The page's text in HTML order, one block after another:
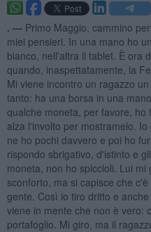
. — Primo Maggio, cammino
miei pensieri. In una mano ho
bianco, nell'altra il tablet. È ora
quando, inaspettatamente, la
Mi viene incontro un ragazzo
tanto: ha una borsa in una
qualche moneta, per favore, ho
alza l'involto per mostramelo.
ne ho pochi davvero e poi ho
rispondo sbrigativo, d'istinto e
moneta, non ho spiccioli. Lui
sconforto, ma si capisce che
gente. Così io tiro dritto e
viene in mente che non è vero:
portafoglio. Mi giro, ma il